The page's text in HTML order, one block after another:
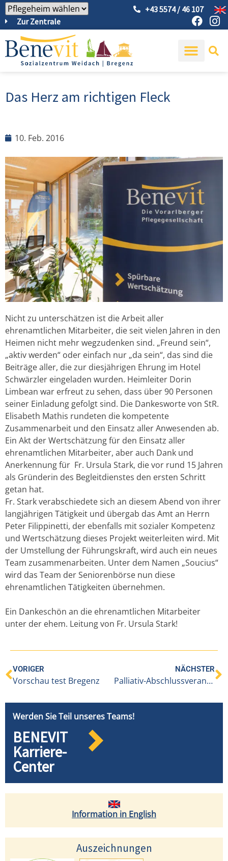
Zur Zentrale
+43 5574 / 46 107
Das Herz am richtigen Fleck
10. Feb. 2016
Nicht zu unterschätzen ist die Arbeit aller
ehrenamtlichen Mitarbeiter, die seit vielen Jahren in den
Heimen nicht mehr wegzudenken sind. „Freund sein“,
„aktiv werden“ oder einfach nur „da sein“, das sind die
Beiträge aller, die zur diesjährigen Ehrung im Hotel
Schwärzler eingeladen wurden. Heimleiter Dorin
Limbean war erfreut zu sehen, dass über 90 Personen
seiner Einladung gefolgt sind. Die Dankesworte von StR.
Elisabeth Mathis rundeten die kompetente
Zusammenarbeit und den Einsatz aller Anwesenden ab.
Ein Akt der Wertschätzung für den Einsatz aller
ehrenamtlichen Mitarbeiter, aber auch Dank und
Anerkennung für Fr. Ursula Stark, die vor rund 15 Jahren
als Gründerin des Begleitdienstes den ersten Schritt
getan hat.
Fr. Stark verabschiedete sich an diesem Abend von ihrer
langjährigen Tätigkeit und übergab das Amt an Herrn
Peter Filippinetti, der ebenfalls mit sozialer Kompetenz
und Wertschätzung dieses Projekt weiterleiten wird. Mit
der Umstellung der Führungskraft, wird auch ein neues
Team zusammenarbeiten. Unter dem Namen „Soucius“
wird das Team der Seniorenbörse nun diese
ehrenamtlichen Tätigkeiten übernehmen.
Ein Dankeschön an die ehrenamtlichen Mitarbeiter
unter der ehem. Leitung von Fr. Ursula Stark!
VORIGER
Vorschau test Bregenz
NÄCHSTER
Palliativ-Abschlussveranstaltung in Weidach
Werden Sie Teil unseres Teams!
BENEVIT
Karriere-
Center
Information in English
Auszeichnungen